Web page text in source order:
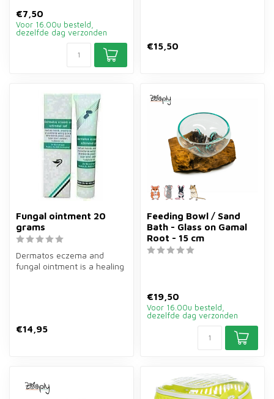
€7,50
Voor 16.00u besteld,
dezelfde dag verzonden
€15,50
Fungal ointment 20
grams
Dermatos eczema and
fungal ointment is a healing
€14,95
Feeding Bowl / Sand
Bath - Glass on Gamal
Root - 15 cm
€19,50
Voor 16.00u besteld,
dezelfde dag verzonden